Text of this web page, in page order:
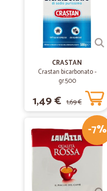
CRASTAN
Crastan bicarbonato -
gr.500
1,49 € 1,69 €
-7%